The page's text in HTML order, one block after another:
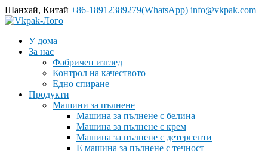
Шанхай, Китай +86-18912389279(WhatsApp) info@vkpak.com
У дома
За нас
Фабричен изглед
Контрол на качеството
Едно спиране
Продукти
Машини за пълнене
Машина за пълнене с белина
Машина за пълнене с крем
Машина за пълнене с детергенти
E машина за пълнене с течност